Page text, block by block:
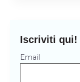
Iscriviti qui!
Email